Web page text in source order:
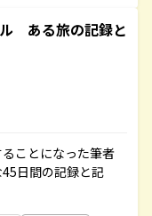
ある旅の記録と
ことになった筆者
日間の記録と記